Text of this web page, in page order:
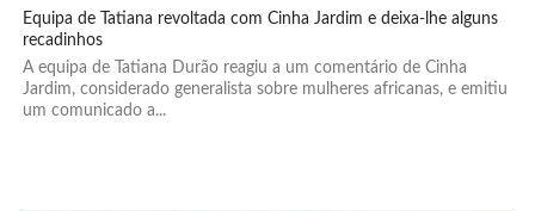
Equipa de Tatiana revoltada com Cinha Jardim e deixa-lhe alguns
recadinhos
A equipa de Tatiana Durão reagiu a um comentário de Cinha
Jardim, considerado generalista sobre mulheres africanas, e emitiu
um comunicado a...